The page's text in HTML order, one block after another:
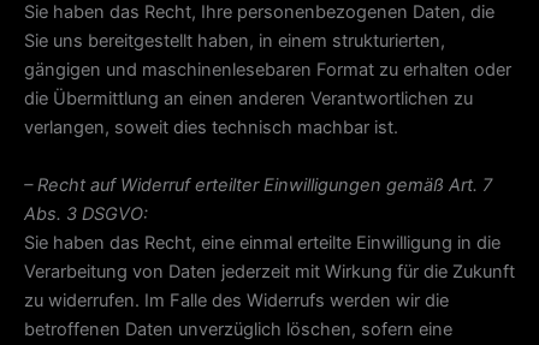
Sie haben das Recht, Ihre personenbezogenen Daten, die
Sie uns bereitgestellt haben, in einem strukturierten,
gängigen und maschinenlesebaren Format zu erhalten oder
die Übermittlung an einen anderen Verantwortlichen zu
verlangen, soweit dies technisch machbar ist.
– Recht auf Widerruf erteilter Einwilligungen gemäß Art. 7
Abs. 3 DSGVO:
Sie haben das Recht, eine einmal erteilte Einwilligung in die
Verarbeitung von Daten jederzeit mit Wirkung für die Zukunft
zu widerrufen. Im Falle des Widerrufs werden wir die
betroffenen Daten unverzüglich löschen, sofern eine